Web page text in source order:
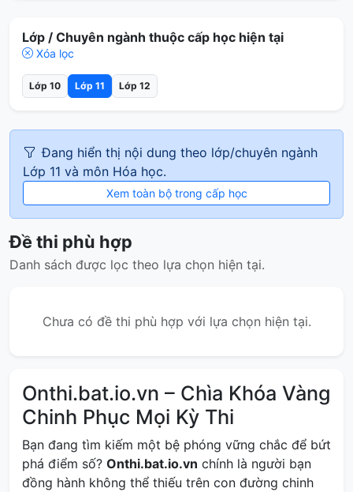
Lớp / Chuyên ngành thuộc cấp học hiện tại
Xóa lọc
Lớp 10 Lớp 11 Lớp 12
Đang hiển thị nội dung theo lớp/chuyên ngành
Lớp 11 và môn Hóa học.
Xem toàn bộ trong cấp học
Đề thi phù hợp
Danh sách được lọc theo lựa chọn hiện tại.
Chưa có đề thi phù hợp với lựa chọn hiện tại.
Onthi.bat.io.vn – Chìa Khóa Vàng
Chinh Phục Mọi Kỳ Thi
Bạn đang tìm kiếm một bệ phóng vững chắc để bứt
phá điểm số? Onthi.bat.io.vn chính là người bạn
đồng hành không thể thiếu trên con đường chinh